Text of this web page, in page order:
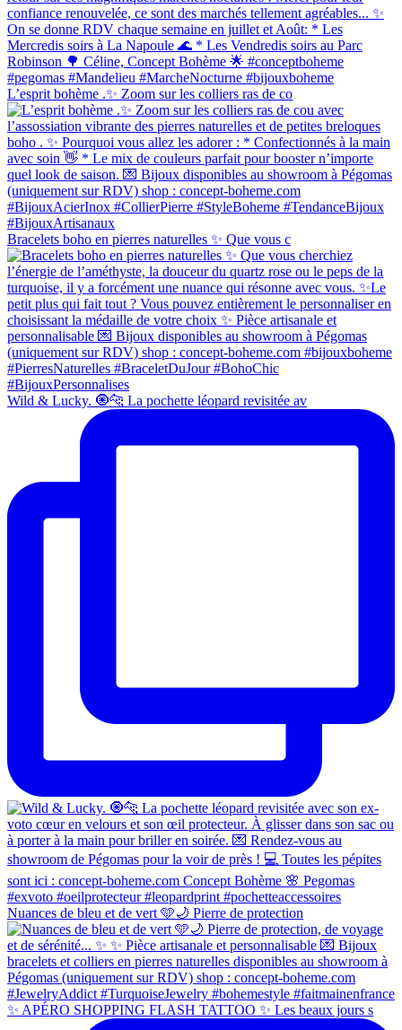
L’esprit bohème .✨ Zoom sur les colliers ras de co
Bracelets boho en pierres naturelles ✨ Que vous c
Wild & Lucky. 🧿🐆 La pochette léopard revisitée av
Nuances de bleu et de vert 🩵🌙 Pierre de protection
✨ APÉRO SHOPPING FLASH TATTOO ✨ Les beaux jours s